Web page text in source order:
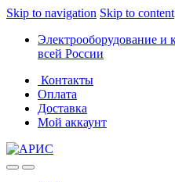
Skip to navigation Skip to content
Электрооборудование и
всей России
Контакты
Оплата
Доставка
Мой аккаунт